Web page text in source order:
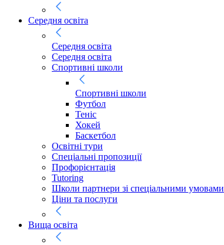
Середня освіта
Середня освіта
Середня освіта
Спортивні школи
Спортивні школи
Футбол
Теніс
Хокей
Баскетбол
Освітні тури
Спеціальні пропозиції
Профорієнтація
Tutoring
Школи партнери зі спеціальними умовами
Ціни та послуги
Вища освіта